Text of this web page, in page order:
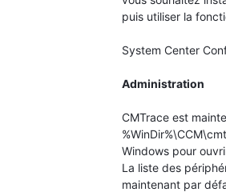
puis utiliser la
System Center
Administration
CMTrace est
Windows pour
La liste des
maintenant par